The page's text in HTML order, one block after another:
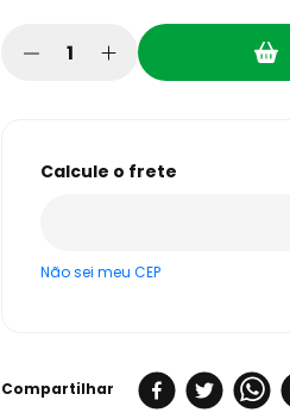
Não sei meu CEP